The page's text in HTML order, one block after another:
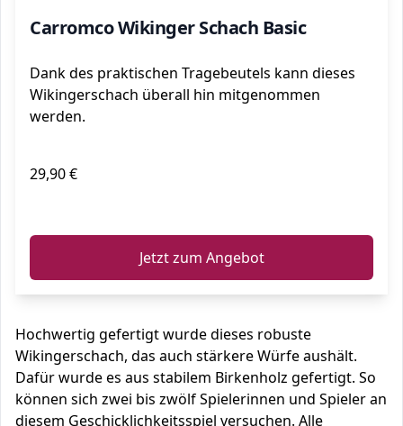
Carromco Wikinger Schach Basic
Dank des praktischen Tragebeutels kann dieses
Wikingerschach überall hin mitgenommen
werden.
29,90 €
Jetzt zum Angebot
Hochwertig gefertigt wurde dieses robuste
Wikingerschach, das auch stärkere Würfe aushält.
Dafür wurde es aus stabilem Birkenholz gefertigt. So
können sich zwei bis zwölf Spielerinnen und Spieler an
diesem Geschicklichkeitsspiel versuchen. Alle